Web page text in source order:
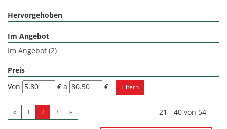
Hervorgehoben
Im Angebot
Im Angebot (2)
Preis
filtra
Von € filtra
a €
« 1 2 3 » 21 - 40 von 54